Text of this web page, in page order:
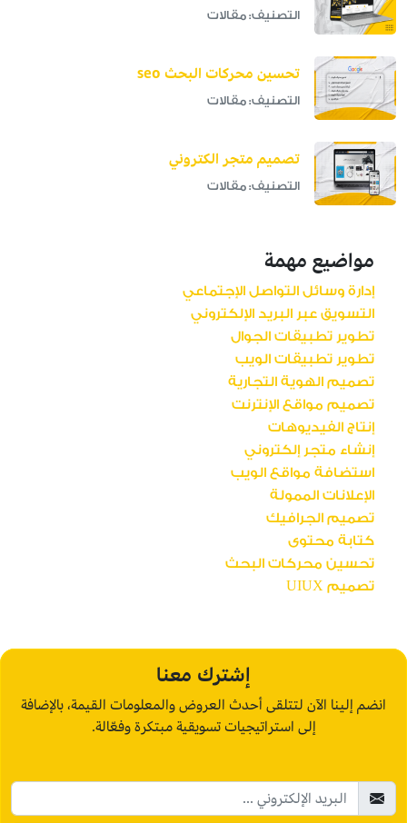
التصنيف: مقالات
تحسين محركات البحث seo
التصنيف: مقالات
تصميم متجر الكتروني
التصنيف: مقالات
مواضيع مهمة
إدارة وسائل التواصل الإجتماعي
التسويق عبر البريد الإلكتروني
تطوير تطبيقات الجوال
تطوير تطبيقات الويب
تصميم الهوية التجارية
تصميم مواقع الإنترنت
إنتاج الفيديوهات
إنشاء متجر إلكتروني
استضافة مواقع الويب
الإعلانات الممولة
تصميم الجرافيك
كتابة محتوى
تحسين محركات البحث
تصميم UIUX
إشترك معنا
انضم إلينا الآن لتتلقى أحدث العروض والمعلومات القيمة، بالإضافة
إلى استراتيجيات تسويقية مبتكرة وفعّالة.